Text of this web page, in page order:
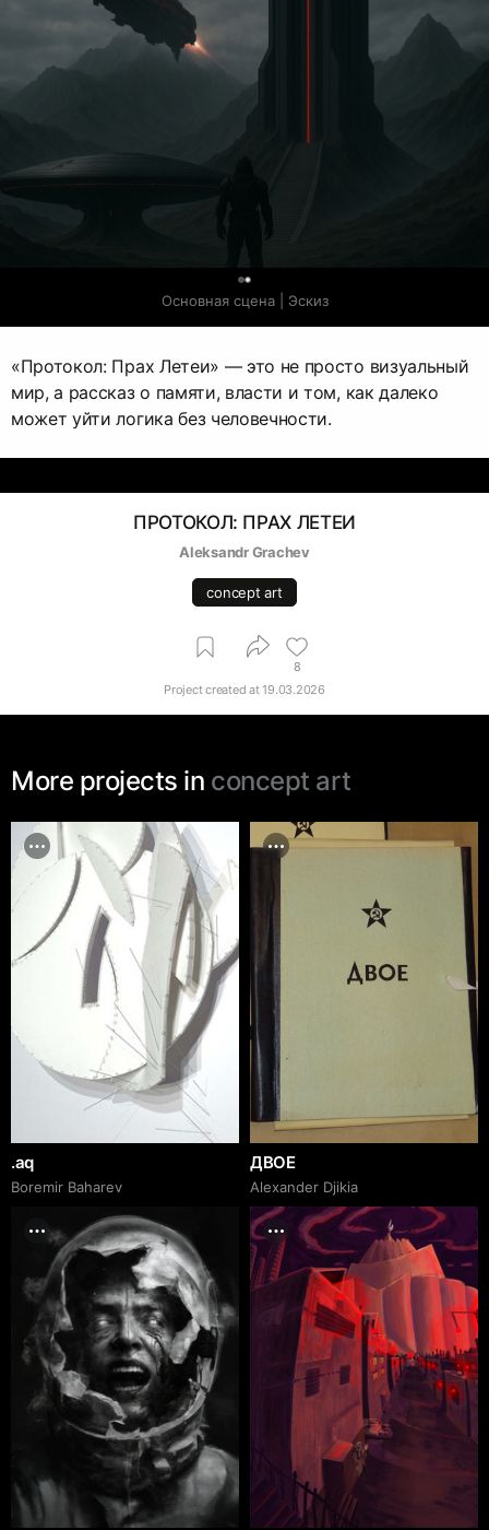
Основная сцена | Эскиз
«Протокол: Прах Летеи» — это не просто визуальный
мир, а рассказ о памяти, власти и том, как далеко
может уйти логика без человечности.
ПРОТОКОЛ: ПРАХ ЛЕТЕИ
Aleksandr Grachev
concept art
8
Project created at19.03.2026
More projects in concept art
.aq
Boremir Baharev
ДВОЕ
Alexander Djikia